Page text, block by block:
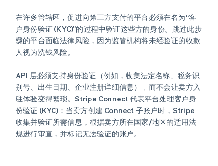
在许多管辖区，促进向第三方支付的平台必须在名为“客
户身份验证 (KYC)”的过程中验证这些方的身份。跳过此步
骤的平台面临法律风险，因为监管机构将未经验证的收款
人视为洗钱风险。
API 层必须支持身份验证（例如，收集法定名称、税务识
别号、出生日期、企业注册详细信息），而不会让卖方入
驻体验变得繁琐。Stripe Connect 代表平台处理客户身
份验证 (KYC)：当卖方创建 Connect 子账户时，Stripe
收集并验证所需信息，根据卖方所在国家/地区的适用法
规进行审查，并标记无法验证的账户。